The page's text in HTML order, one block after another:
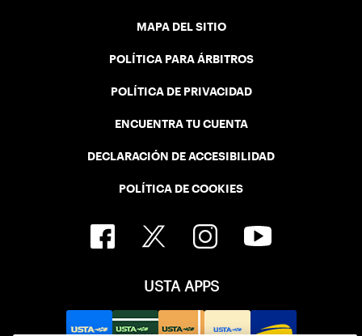
MAPA DEL SITIO
POLÍTICA PARA ÁRBITROS
POLÍTICA DE PRIVACIDAD
ENCUENTRA TU CUENTA
DECLARACIÓN DE ACCESIBILIDAD
POLÍTICA DE COOKIES
USTA APPS